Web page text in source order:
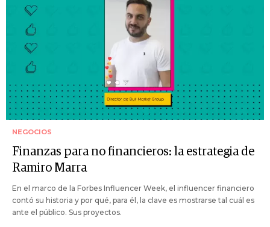
NEGOCIOS
Finanzas para no financieros: la estrategia de
Ramiro Marra
En el marco de la Forbes Influencer Week, el influencer financiero
contó su historia y por qué, para él, la clave es mostrarse tal cuál es
ante el público. Sus proyectos.